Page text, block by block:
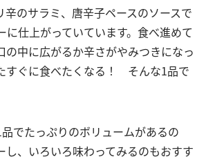
辛のサラミ、唐辛子ペースのソースで
に仕上がっていています。食べ進めて
の中に広がるか辛さがやみつきになっ
すぐに食べたくなる！ そんな1品で
でたっぷりのボリュームがあるの
し、いろいろ味わってみるのもおすす